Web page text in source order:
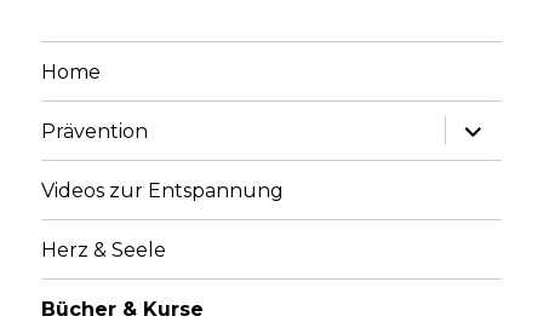
Home
Prävention
Videos zur Entspannung
Herz & Seele
Bücher & Kurse